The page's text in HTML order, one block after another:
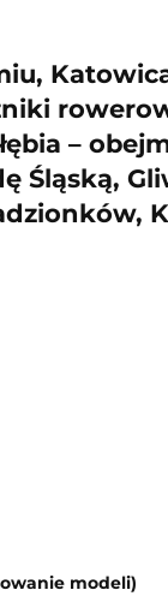
–
Śląską,
modeli)